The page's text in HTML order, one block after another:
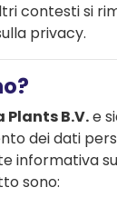
contesti si
privacy.
Plants B.V.e
dei dati
informativa
sono: